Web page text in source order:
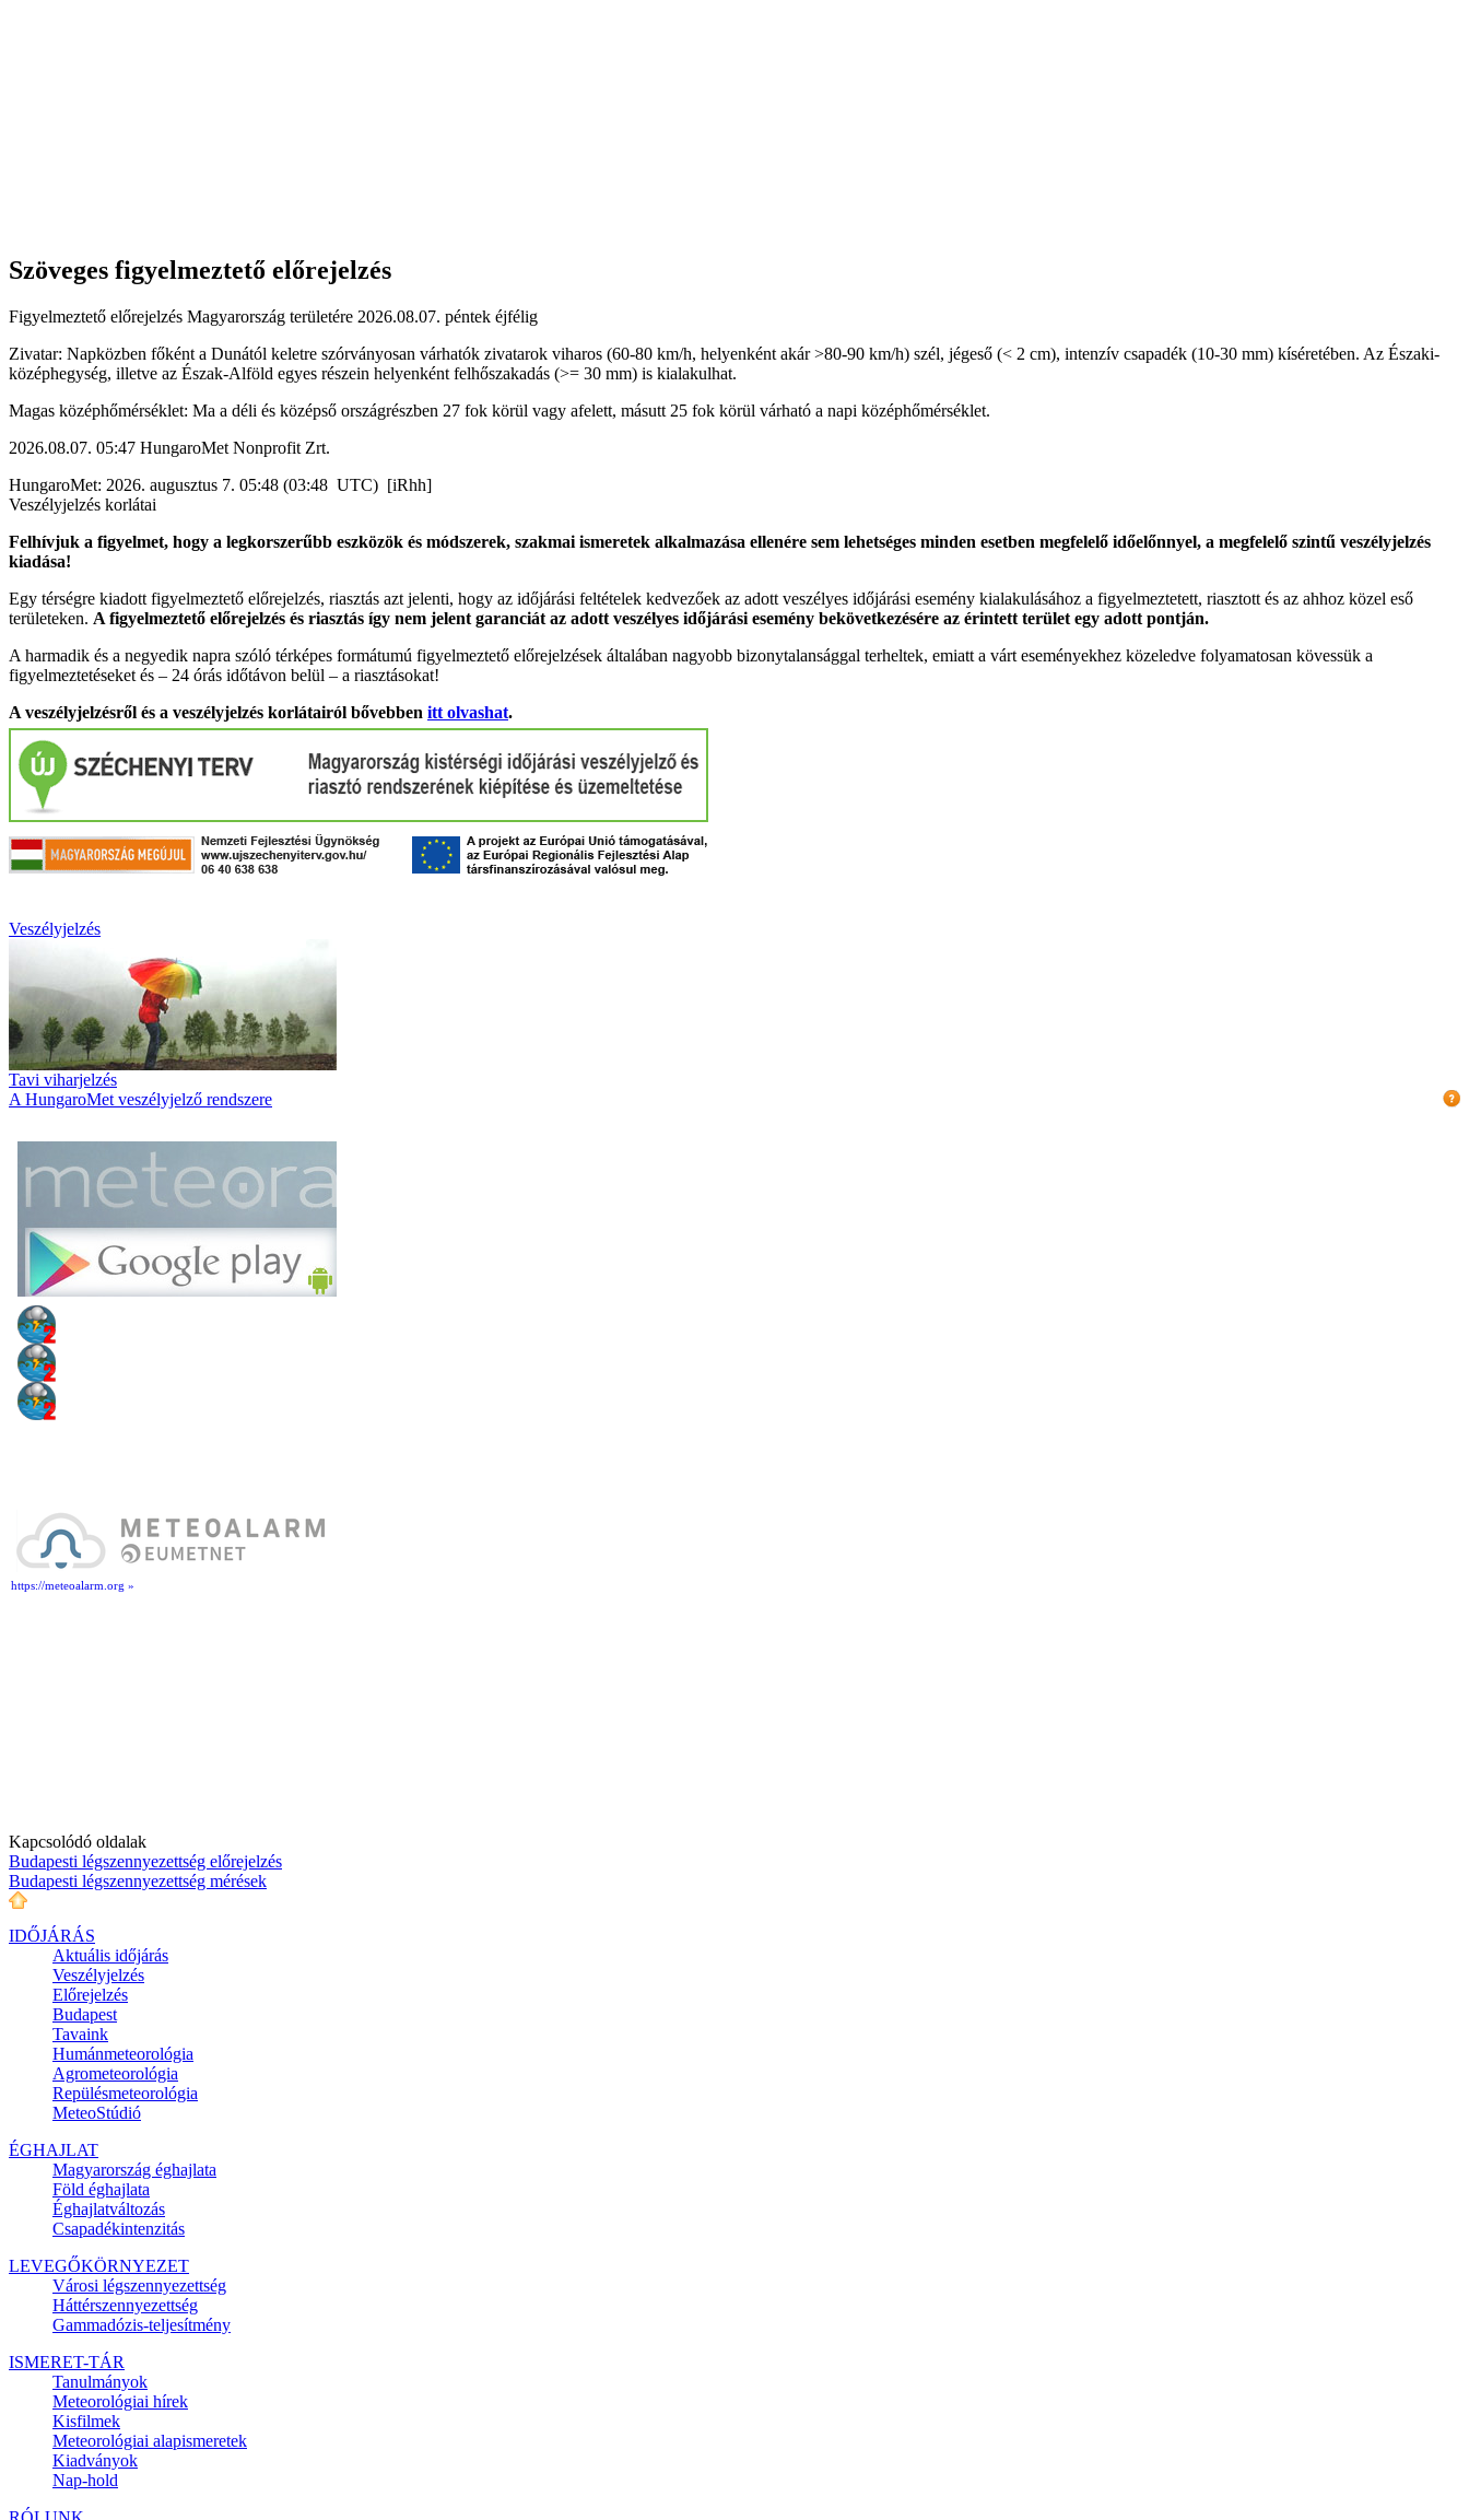
Szöveges figyelmeztető előrejelzés
Figyelmeztető előrejelzés Magyarország területére 2026.08.07. péntek éjfélig
Zivatar: Napközben főként a Dunától keletre szórványosan várhatók zivatarok viharos (60-80 km/h, helyenként akár >80-90 km/h) szél, jégeső (< 2 cm), intenzív csapadék (10-30 mm) kíséretében. Az Északi-
középhegység, illetve az Észak-Alföld egyes részein helyenként felhőszakadás (>= 30 mm) is kialakulhat.
Magas középhőmérséklet: Ma a déli és középső országrészben 27 fok körül vagy afelett, másutt 25 fok körül várható a napi középhőmérséklet.
2026.08.07. 05:47 HungaroMet Nonprofit Zrt.
HungaroMet: 2026. augusztus 7. 05:48 (03:48 UTC) [iRhh]
Veszélyjelzés korlátai
Felhívjuk a figyelmet, hogy a legkorszerűbb eszközök és módszerek, szakmai ismeretek alkalmazása ellenére sem lehetséges minden esetben megfelelő időelőnnyel, a megfelelő szintű veszélyjelzés
kiadása!
Egy térségre kiadott figyelmeztető előrejelzés, riasztás azt jelenti, hogy az időjárási feltételek kedvezőek az adott veszélyes időjárási esemény kialakulásához a figyelmeztetett, riasztott és az ahhoz közel eső
területeken. A figyelmeztető előrejelzés és riasztás így nem jelent garanciát az adott veszélyes időjárási esemény bekövetkezésére az érintett terület egy adott pontján.
A harmadik és a negyedik napra szóló térképes formátumú figyelmeztető előrejelzések általában nagyobb bizonytalansággal terheltek, emiatt a várt eseményekhez közeledve folyamatosan kövessük a
figyelmeztetéseket és – 24 órás időtávon belül – a riasztásokat!
A veszélyjelzésről és a veszélyjelzés korlátairól bővebben itt olvashat.
Veszélyjelzés
Tavi viharjelzés
A HungaroMet veszélyjelző rendszere
https://meteoalarm.org »
Kapcsolódó oldalak
Budapesti légszennyezettség előrejelzés
Budapesti légszennyezettség mérések
IDŐJÁRÁS
Aktuális időjárás
Veszélyjelzés
Előrejelzés
Budapest
Tavaink
Humánmeteorológia
Agrometeorológia
Repülésmeteorológia
MeteoStúdió
ÉGHAJLAT
Magyarország éghajlata
Föld éghajlata
Éghajlatváltozás
Csapadékintenzitás
LEVEGŐKÖRNYEZET
Városi légszennyezettség
Háttérszennyezettség
Gammadózis-teljesítmény
ISMERET-TÁR
Tanulmányok
Meteorológiai hírek
Kisfilmek
Meteorológiai alapismeretek
Kiadványok
Nap-hold